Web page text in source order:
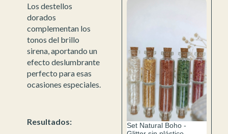
Los destellos
dorados
complementan los
tonos del brillo
sirena, aportando un
efecto deslumbrante
perfecto para esas
ocasiones especiales.
Resultados:
Set Natural Boho -